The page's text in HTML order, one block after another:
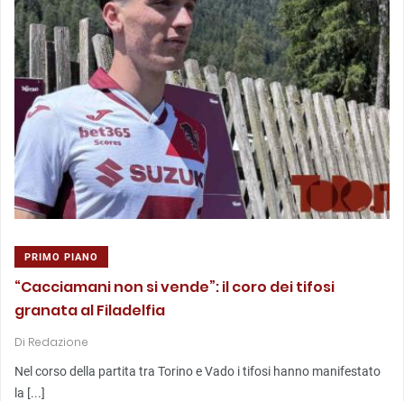
PRIMO PIANO
“Cacciamani non si vende”: il coro dei tifosi
granata al Filadelfia
Di Redazione
Nel corso della partita tra Torino e Vado i tifosi hanno manifestato
la [...]